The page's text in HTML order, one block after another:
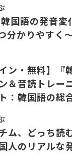
国語の発音変
分かりやすく
ン・無料】『
＆音読トレー
：韓国語の総
ム、どっち読
人のリアルな